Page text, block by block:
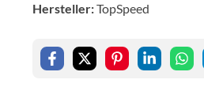
Hersteller:TopSpeed